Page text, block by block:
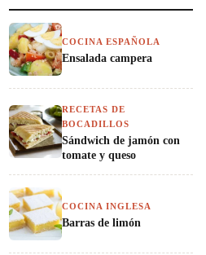
COCINA ESPAÑOLA
Ensalada campera
RECETAS DE
BOCADILLOS
Sándwich de jamón con
tomate y queso
COCINA INGLESA
Barras de limón